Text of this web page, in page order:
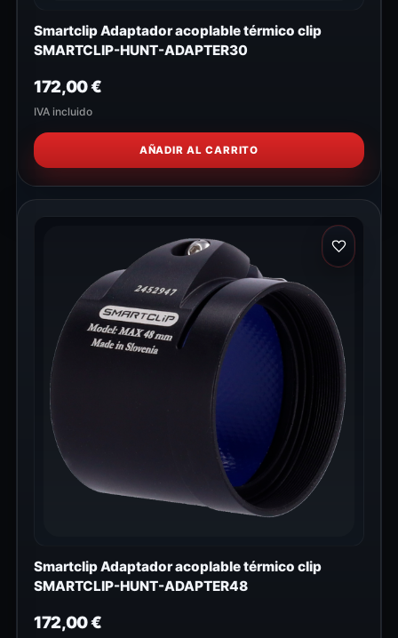
Smartclip Adaptador acoplable térmico clip
SMARTCLIP-HUNT-ADAPTER30
172,00€
IVA incluido
AÑADIR AL CARRITO
Smartclip Adaptador acoplable térmico clip
SMARTCLIP-HUNT-ADAPTER48
172,00€